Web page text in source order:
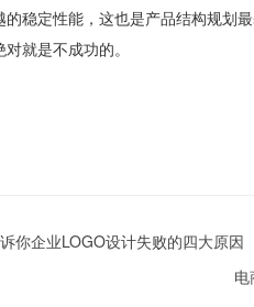
稳定性能，这也是产品结构规划
就是不成功的。
你企业LOGO设计失败的四大原因